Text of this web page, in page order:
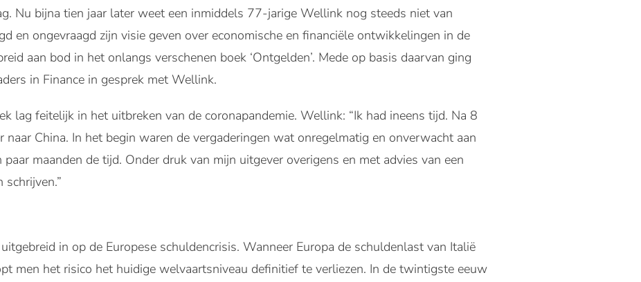
Nu bijna tien jaar later weet een inmiddels 77-jarige Wellink nog steeds niet van
en ongevraagd zijn visie geven over economische en financiële ontwikkelingen in de
aan bod in het onlangs verschenen boek ‘Ontgelden’. Mede op basis daarvan ging
in Finance in gesprek met Wellink.
lag feitelijk in het uitbreken van de coronapandemie. Wellink: “Ik had ineens tijd. Na 8
naar China. In het begin waren de vergaderingen wat onregelmatig en onverwacht aan
maanden de tijd. Onder druk van mijn uitgever overigens en met advies van een
schrijven.”
in op de Europese schuldencrisis. Wanneer Europa de schuldenlast van Italië
men het risico het huidige welvaartsniveau definitief te verliezen. In de twintigste eeuw